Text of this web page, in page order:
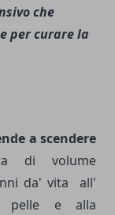
che
per curare la
a scendere
di volume
da' vita all'
pelle e alla